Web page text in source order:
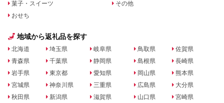
菓子・スイーツ
おせち
その他
地域から返礼品を探す
北海道
青森県
岩手県
宮城県
秋田県
埼玉県
千葉県
東京都
神奈川県
新潟県
岐阜県
静岡県
愛知県
三重県
滋賀県
鳥取県
島根県
岡山県
広島県
山口県
佐賀県
長崎県
熊本県
大分県
宮崎県